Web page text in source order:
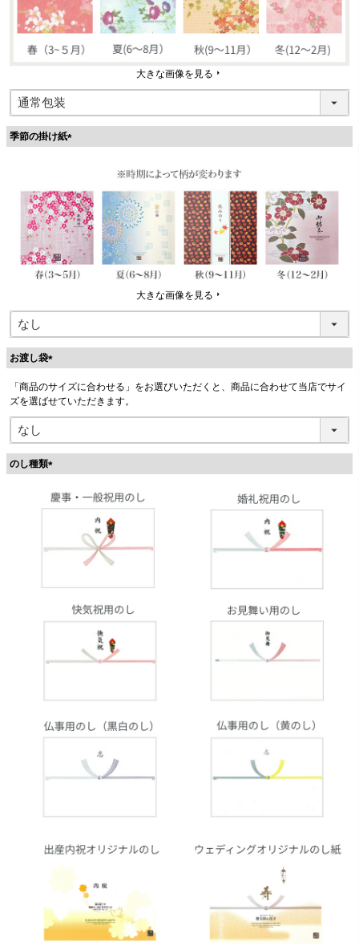
大きな画像を見る
季節の掛け紙
)
大きな画像を見る
お渡し袋
必
須
)
「商品のサイズに合わせる」をお選びいただくと、商品に合わせて当店でサイ
ズを選ばせていただきます。
のし種類
必
須